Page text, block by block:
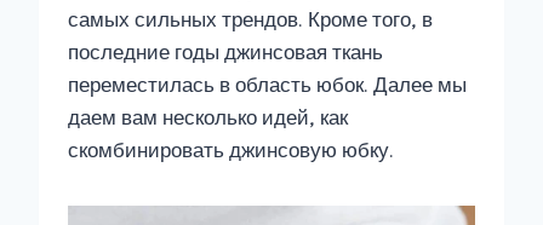
самых сильных трендов. Кроме того, в
последние годы джинсовая ткань
переместилась в область юбок. Далее мы
даем вам несколько идей, как
скомбинировать джинсовую юбку.